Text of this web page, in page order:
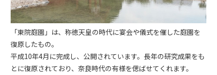
「東院庭園 」は、称徳天皇の時代に宴会や儀式を催した庭園を
復原したもの。
平成10年4月に完成し、公開されています。長年の研究成果をも
とに復原されており、奈良時代の有様を偲ばせてくれます。